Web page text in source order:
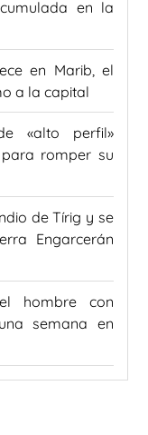
en la
en Marib, el
a la capital
«alto perfil»
romper su
de Tírig y se
Engarcerán
hombre con
semana en